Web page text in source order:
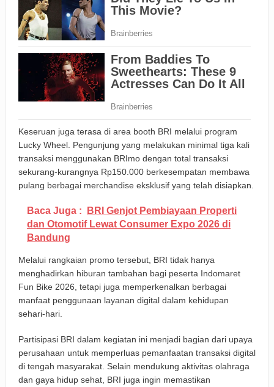
Keseruan juga terasa di area booth BRI melalui program
Lucky Wheel. Pengunjung yang melakukan minimal tiga kali
transaksi menggunakan BRImo dengan total transaksi
sekurang-kurangnya Rp150.000 berkesempatan membawa
pulang berbagai merchandise eksklusif yang telah disiapkan.
Baca Juga :
BRI Genjot Pembiayaan Properti
dan Otomotif Lewat Consumer Expo 2026 di
Bandung
Melalui rangkaian promo tersebut, BRI tidak hanya
menghadirkan hiburan tambahan bagi peserta Indomaret
Fun Bike 2026, tetapi juga memperkenalkan berbagai
manfaat penggunaan layanan digital dalam kehidupan
sehari-hari.
Partisipasi BRI dalam kegiatan ini menjadi bagian dari upaya
perusahaan untuk memperluas pemanfaatan transaksi digital
di tengah masyarakat. Selain mendukung aktivitas olahraga
dan gaya hidup sehat, BRI juga ingin memastikan